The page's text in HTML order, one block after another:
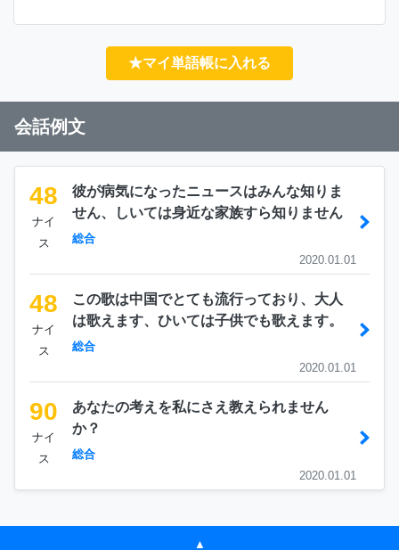
★マイ単語帳に入れる
会話例文
48
ナイ
ス
彼が病気になったニュースはみんな知りま
せん、しいては身近な家族すら知りません
総合
2020.01.01
48
ナイ
ス
この歌は中国でとても流行っており、大人
は歌えます、ひいては子供でも歌えます。
総合
2020.01.01
90
ナイ
ス
あなたの考えを私にさえ教えられません
か？
総合
2020.01.01
▲